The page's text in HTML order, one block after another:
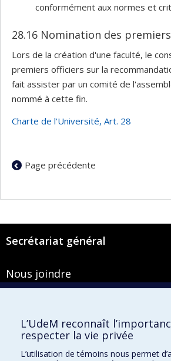
conformément aux normes et
28.16 Nomination des
Lors de la création d'une faculté, le
premiers officiers sur la
fait assister par un comité de
nommé à cette fin.
Charte de l'Université, Art. 28
Page précédente
Secrétariat général
Nous joindre
Montréal (Québec) H3T 1J4
Courriel :secretariat-general@umontreal.ca
L’UdeM reconnaît
respecter la vie privée
L’utilisation de témoins nous permet